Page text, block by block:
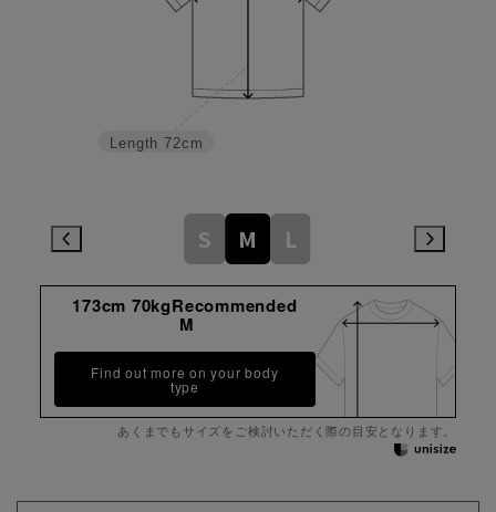
Length 72cm
S M L
173cm 70kgRecommended
M
Find out more on your body
type
あくまでもサイズをご検討いただく際の目安となります。